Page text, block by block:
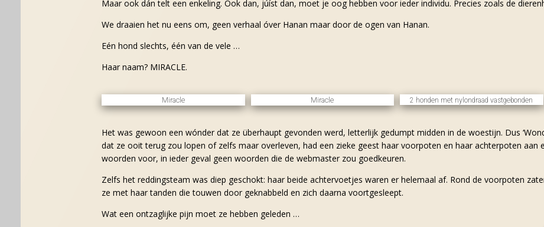
Maar ook dán telt een enkeling. Ook dan, júíst dan, moet je oog hebben voor ieder individu. Precies zoals de
We draaien het nu eens om, geen verhaal óver Hanan maar door de ogen van Hanan.
Eén hond slechts, één van de vele …
Haar naam? MIRACLE.
Miracle Miracle 2 honden met nylondraad vastgebonden
Het was gewoon een wónder dat ze überhaupt gevonden werd, letterlijk gedumpt midden in de woestijn. Dus
dat ze ooit terug zou lopen of zelfs maar overleven, had een zieke geest haar voorpoten en haar achterpoten aan
woorden voor, in ieder geval geen woorden die de webmaster zou goedkeuren.
Zelfs het reddingsteam was diep geschokt: haar beide achtervoetjes waren er helemaal af. Rond de voorpoten
ze met haar tanden die touwen door geknabbeld en zich daarna voortgesleept.
Wat een ontzaglijke pijn moet ze hebben geleden …